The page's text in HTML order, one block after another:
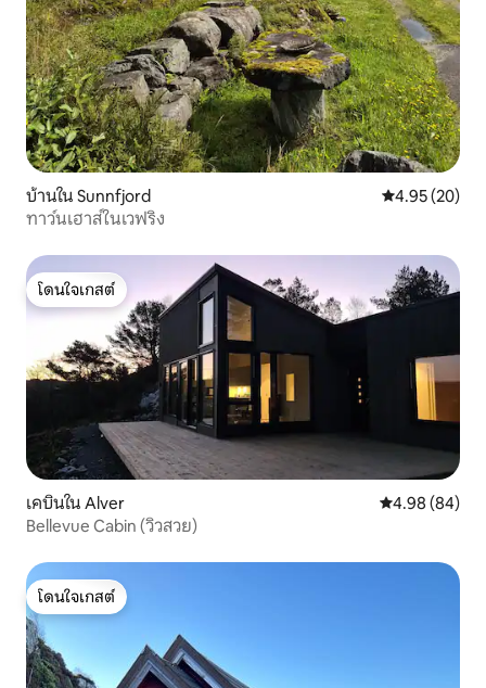
บ้านใน Sunnfjord คะแนนเฉลี่ย
4.95 (20)
ทาว์นเฮาส์ในเวฟริง
โดนใจเกสต์
โดนใจเกสต์
เคบินใน Alver คะแนนเฉลี่ย
4.98 (84)
Bellevue Cabin (วิวสวย)
โดนใจเกสต์
โดนใจเกสต์